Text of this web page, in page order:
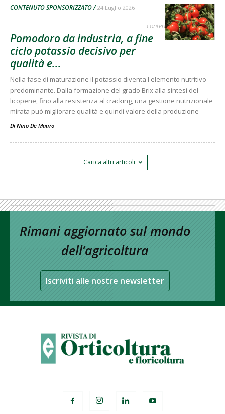
CONTENUTO SPONSORIZZATO 24 Luglio 2026
contenuto sponsorizzato
Pomodoro da industria, a fine
ciclo potassio decisivo per
qualità e...
Nella fase di maturazione il potassio diventa l'elemento nutritivo
predominante. Dalla formazione del grado Brix alla sintesi del
licopene, fino alla resistenza al cracking, una gestione nutrizionale
mirata può migliorare qualità e quindi valore della produzione
Di Nino De Mauro
Carica altri articoli
Rimani aggiornato sul mondo
dell’agricoltura
Iscriviti alle nostre newsletter